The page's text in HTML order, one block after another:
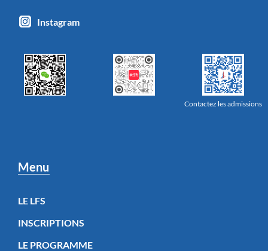
Instagram
Contactez les admissions
Menu
LE LFS
INSCRIPTIONS
LE PROGRAMME